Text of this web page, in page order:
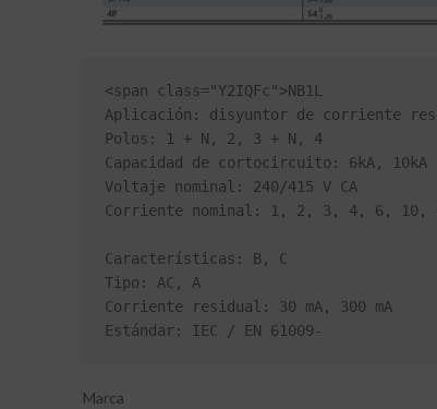
<span class="Y2IQFc">NB1L
Aplicación: disyuntor de corriente
Polos: 1 + N, 2, 3 + N, 4
Capacidad de cortocircuito: 6kA, 10kA
Voltaje nominal: 240/415 V CA
Corriente nominal: 1, 2, 3, 4, 6, 10,
Características: B, C
Tipo: AC, A
Corriente residual: 30 mA, 300 mA
Estándar: IEC / EN 61009-
Marca